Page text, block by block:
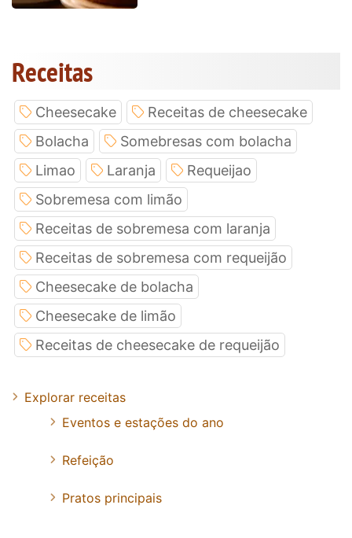
Receitas
Cheesecake
Receitas de cheesecake
Bolacha
Somebresas com bolacha
Limao
Laranja
Requeijao
Sobremesa com limão
Receitas de sobremesa com laranja
Receitas de sobremesa com requeijão
Cheesecake de bolacha
Cheesecake de limão
Receitas de cheesecake de requeijão
Explorar receitas
Eventos e estações do ano
Refeição
Pratos principais